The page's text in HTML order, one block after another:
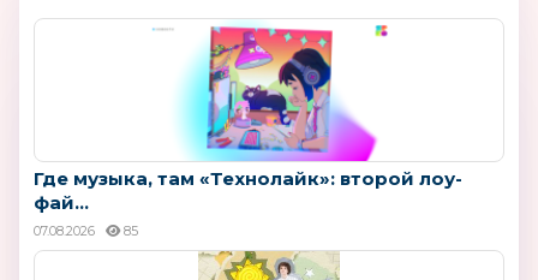
Где музыка, там «Технолайк»: второй лоу-
фай...
07.08.2026 85